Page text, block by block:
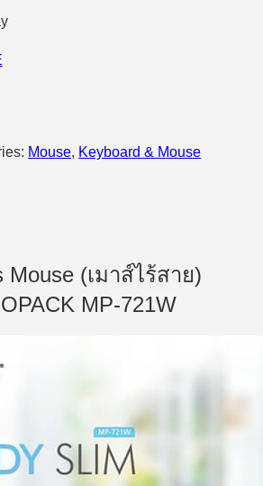
Mouse, Keyboard & Mouse
Mouse (เมาส์ไร้สาย)
MP-721W